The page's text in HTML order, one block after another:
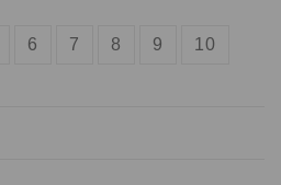
6 7 8 9 10